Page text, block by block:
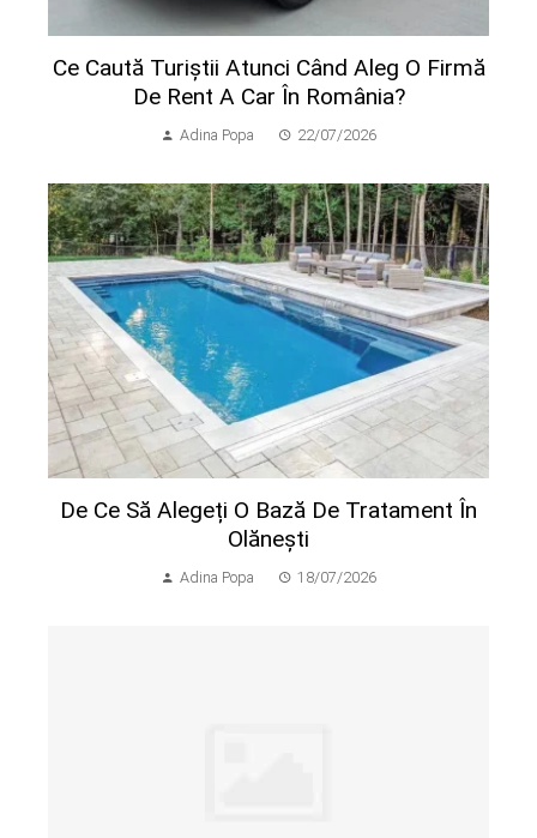
Ce Caută Turiștii Atunci Când Aleg O Firmă
De Rent A Car În România?
Adina Popa 22/07/2026
De Ce Să Alegeți O Bază De Tratament În
Olănești
Adina Popa 18/07/2026